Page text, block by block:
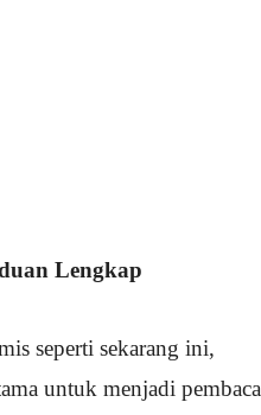
Lengkap
seperti sekarang ini,
untuk menjadi pembaca